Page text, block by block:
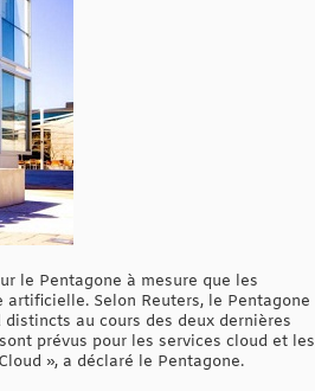
le Pentagone à mesure que les
Selon Reuters, le Pentagone
au cours des deux dernières
prévus pour les services cloud et les
», a déclaré le Pentagone.